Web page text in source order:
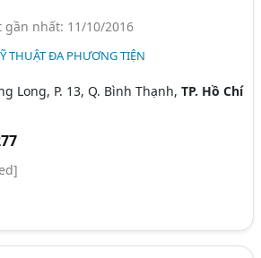
gần nhất: 11/10/2016
THUẬT ĐA PHƯƠNG TIỆN
Long, P. 13, Q. Bình Thạnh,TP. Hồ Chí